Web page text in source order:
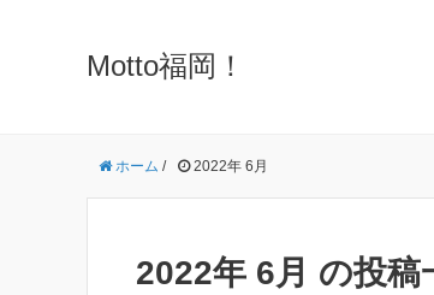
Motto福岡！
ホーム / 2022年 6月
2022年 6月 の投稿